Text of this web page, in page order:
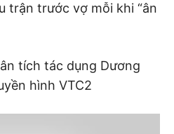
trận trước vợ mỗi khi “ân
tích tác dụng Dương
hình VTC2